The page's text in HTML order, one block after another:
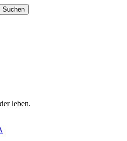
leben.